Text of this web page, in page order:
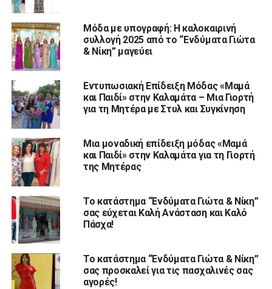
Μόδα με υπογραφή: Η καλοκαιρινή
συλλογή 2025 από το “Ενδύματα Γιώτα
& Νίκη” μαγεύει
Εντυπωσιακή Επίδειξη Μόδας «Μαμά
και Παιδί» στην Καλαμάτα – Μια Γιορτή
για τη Μητέρα με Στυλ και Συγκίνηση
Μια μοναδική επίδειξη μόδας «Μαμά
και Παιδί» στην Καλαμάτα για τη Γιορτή
της Μητέρας
Το κατάστημα “Ενδύματα Γιώτα & Νίκη”
σας εύχεται Καλή Ανάσταση και Καλό
Πάσχα!
Το κατάστημα “Ενδύματα Γιώτα & Νίκη”
σας προσκαλεί για τις πασχαλινές σας
αγορές!